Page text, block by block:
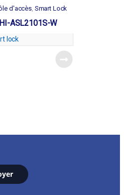
d'accès, Smart Lock
ASL2101S-W